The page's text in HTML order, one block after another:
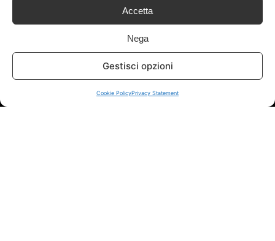
Accetta
Nega
Gestisci opzioni
Cookie PolicyPrivacy Statement
In qualità di Affiliato Amazon ed eBay, Tariffando riceve un
guadagno dagli acquisti idonei.